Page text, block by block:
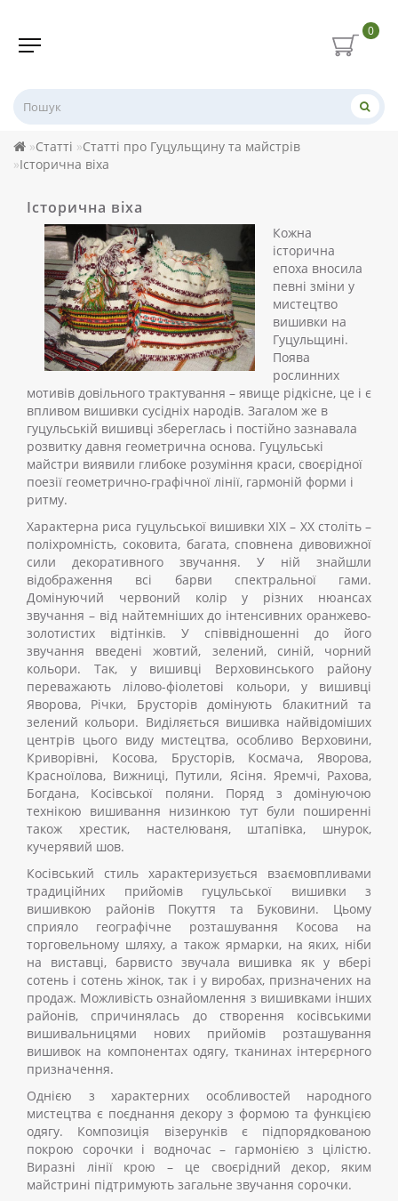
0
Статті
Статті про Гуцульщину та майстрів
Історична віха
Історична віха
Кожна
історична
епоха вносила
певні зміни у
мистецтво
вишивки на
Гуцульщині.
Поява
рослинних
мотивів довільного трактування – явище рідкісне, це і є
впливом вишивки сусідніх народів. Загалом же в
гуцульській вишивці збереглась і постійно зазнавала
розвитку давня геометрична основа. Гуцульські
майстри виявили глибоке розуміння краси, своєрідної
поезії геометрично-графічної лінії, гармоній форми і
ритму.
Характерна риса гуцульської вишивки ХІХ – ХХ століть –
поліхромність, соковита, багата, сповнена дивовижної
сили декоративного звучання. У ній знайшли
відображення всі барви спектральної гами.
Домінуючий червоний колір у різних нюансах
звучання – від найтемніших до інтенсивних оранжево-
золотистих відтінків. У співвідношенні до його
звучання введені жовтий, зелений, синій, чорний
кольори. Так, у вишивці Верховинського району
переважають лілово-фіолетові кольори, у вишивці
Яворова, Річки, Брусторів домінують блакитний та
зелений кольори. Виділяється вишивка найвідоміших
центрів цього виду мистецтва, особливо Верховини,
Криворівні, Косова, Брусторів, Космача, Яворова,
Красноїлова, Вижниці, Путили, Ясіня. Яремчі, Рахова,
Богдана, Косівської поляни. Поряд з домінуючою
технікою вишивання низинкою тут були поширенні
також хрестик, настелюваня, штапівка, шнурок,
кучерявий шов.
Косівський стиль характеризується взаємовпливами
традиційних прийомів гуцульської вишивки з
вишивкою районів Покуття та Буковини. Цьому
сприяло географічне розташування Косова на
торговельному шляху, а також ярмарки, на яких, ніби
на виставці, барвисто звучала вишивка як у вбері
сотень і сотень жінок, так і у виробах, призначених на
продаж. Можливість ознайомлення з вишивками інших
районів, спричинялась до створення косівськими
вишивальницями нових прийомів розташування
вишивок на компонентах одягу, тканинах інтерєрного
призначення.
Однією з характерних особливостей народного
мистецтва є поєднання декору з формою та функцією
одягу. Композиція візерунків є підпорядкованою
покрою сорочки і водночас – гармонією з цілістю.
Виразні лінії крою – це своєрідний декор, яким
майстрині підтримують загальне звучання сорочки.